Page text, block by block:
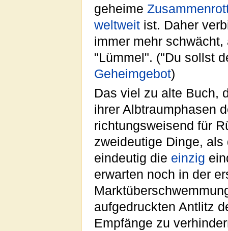
geheime
weltweit ist. Daher
immer mehr
"Lümmel". ("Du sollst
Geheimgebot)
Das viel zu alte Buch,
ihrer Albtraumphasen
richtungsweisend für
zweideutige Dinge,
eindeutig die einzig
erwarten noch in der
aufgedruckten Antlitz
Empfänge zu